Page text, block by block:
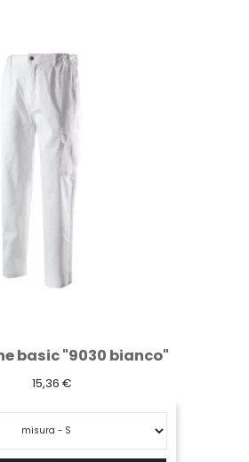
Cappello con tesa e bandierina a lato...
2,76 €
+ Carrello